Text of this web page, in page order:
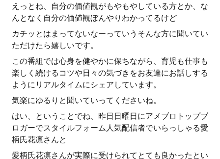
えっとね、自分の価値観がもやもやしている方とか、な
んとなく自分の価値観ぼんやりわかってるけど
カチッとはまってないなーっていうそんな方に聞いてい
ただけたら嬉しいです。
この番組では心身を健やかに保ちながら、育児も仕事も
楽しく続けるコツや日々の気づきをお友達にお話しする
ようにリアルタイムにシェアしています。
気楽にゆるりと聞いていってくださいね。
はい、ということでね、昨日日曜日にアメブロトップブ
ロガーでスタイルフォーム人気配信者でいらっしゃる愛
柄氏花凛さんと
愛柄氏花凛さんが実際に受けられてとても良かったとい